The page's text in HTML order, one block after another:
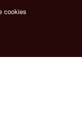
cookies